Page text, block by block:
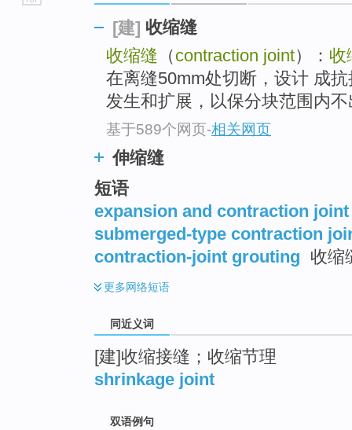
[建] 收缩缝
收缩缝 （contraction joint）： 收
在离缝50mm处切断，设计 成
发生和扩展，以保分块范围内
基于589个网页-相关网页
伸缩缝
短语
expansion and contraction joint
submerged-type contraction
contraction-joint grouting 收缩
更多网络短语
同近义词
[建]收缩接缝；收缩节理
shrinkage joint
双语例句